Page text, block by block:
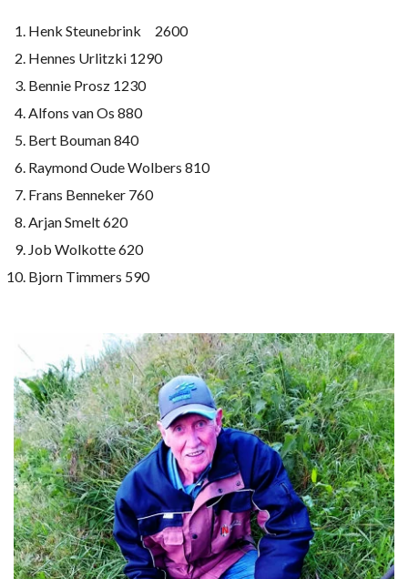
Henk Steunebrink 2600
Hennes Urlitzki 1290
Bennie Prosz 1230
Alfons van Os 880
Bert Bouman 840
Raymond Oude Wolbers 810
Frans Benneker 760
Arjan Smelt 620
Job Wolkotte 620
Bjorn Timmers 590